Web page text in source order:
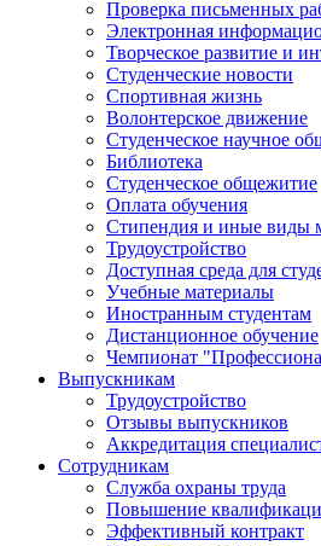
Проверка письменных
Электронная
Творческое развитие и
Студенческие новости
Спортивная жизнь
Волонтерское движение
Студенческое научное
Библиотека
Студенческое общежитие
Оплата обучения
Стипендия и иные виды
Трудоустройство
Доступная среда для
Учебные материалы
Иностранным студентам
Дистанционное обучение
Чемпионат
Выпускникам
Трудоустройство
Отзывы выпускников
Аккредитация
Сотрудникам
Служба охраны труда
Повышение
Эффективный контракт